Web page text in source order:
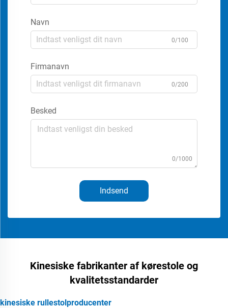
Navn
0/100
Firmanavn
0/200
Besked
0/1000
Indsend
Kinesiske fabrikanter af kørestole og
kvalitetsstandarder
kinesiske rullestolproducenter